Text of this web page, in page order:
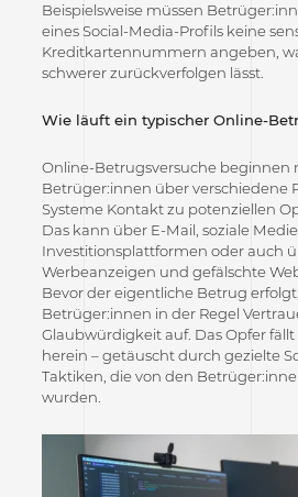
Beispielsweise müssen
eines Social-Media-Profils keine
Kreditkartennummern angeben,
schwerer zurückverfolgen lässt.
Wie läuft ein typischer Online-
Online-Betrugsversuche beginnen
Betrüger:innen über verschiedene
Systeme Kontakt zu potenziellen
Das kann über E-Mail, soziale
Investitionsplattformen oder auch
Werbeanzeigen und gefälschte
Bevor der eigentliche Betrug
Betrüger:innen in der Regel
Glaubwürdigkeit auf. Das Opfer
herein – getäuscht durch gezielte
Taktiken, die von den
wurden.